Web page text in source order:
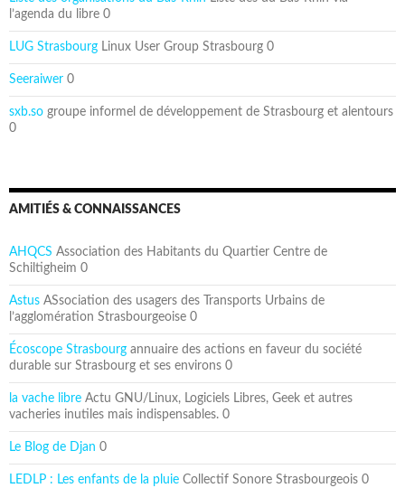
l’agenda du libre 0
LUG Strasbourg Linux User Group Strasbourg 0
Seeraiwer 0
sxb.so groupe informel de développement de Strasbourg et alentours
0
AMITIÉS & CONNAISSANCES
AHQCS Association des Habitants du Quartier Centre de
Schiltigheim 0
Astus ASsociation des usagers des Transports Urbains de
l’agglomération Strasbourgeoise 0
Écoscope Strasbourg annuaire des actions en faveur du société
durable sur Strasbourg et ses environs 0
la vache libre Actu GNU/Linux, Logiciels Libres, Geek et autres
vacheries inutiles mais indispensables. 0
Le Blog de Djan 0
LEDLP : Les enfants de la pluie Collectif Sonore Strasbourgeois 0